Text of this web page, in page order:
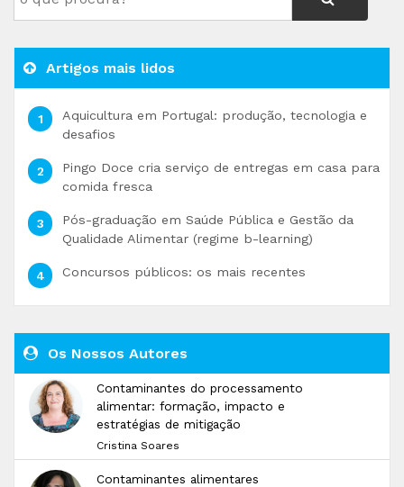
Artigos mais lidos
Aquicultura em Portugal: produção, tecnologia e
desafios
Pingo Doce cria serviço de entregas em casa para
comida fresca
Pós-graduação em Saúde Pública e Gestão da
Qualidade Alimentar (regime b-learning)
Concursos públicos: os mais recentes
Os Nossos Autores
Contaminantes do processamento
alimentar: formação, impacto e
estratégias de mitigação
Cristina Soares
Contaminantes alimentares